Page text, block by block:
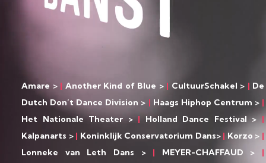
Amare >| Another Kind of Blue >| CultuurSchakel > | De
Dutch Don’t Dance Division > | Haags Hiphop Centrum >|
Het Nationale Theater >| Holland Dance Festival >|
Kalpanarts >| ​​​​​​​ Koninklijk Conservatorium Dans>| Korzo > |
Lonneke van Leth Dans >| MEYER-CHAFFAUD > |